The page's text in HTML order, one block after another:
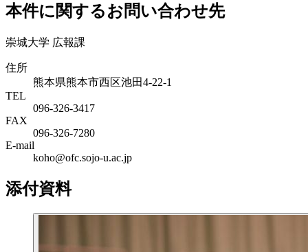
本件に関するお問い合わせ先
崇城大学 広報課
住所
熊本県熊本市西区池田4-22-1
TEL
096-326-3417
FAX
096-326-7280
E-mail
koho@ofc.sojo-u.ac.jp
添付資料